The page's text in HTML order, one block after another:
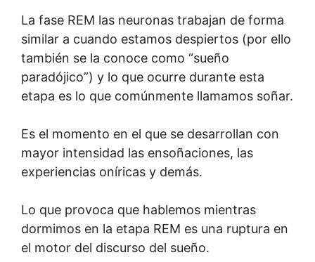
La fase REM las neuronas trabajan de forma
similar a cuando estamos despiertos (por ello
también se la conoce como “sueño
paradójico”) y lo que ocurre durante esta
etapa es lo que comúnmente llamamos soñar.
Es el momento en el que se desarrollan con
mayor intensidad las ensoñaciones, las
experiencias oníricas y demás.
Lo que provoca que hablemos mientras
dormimos en la etapa REM es una ruptura en
el motor del discurso del sueño.